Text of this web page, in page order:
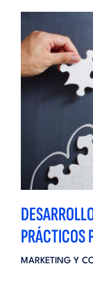
PRÁCTICOS
MARKETING Y